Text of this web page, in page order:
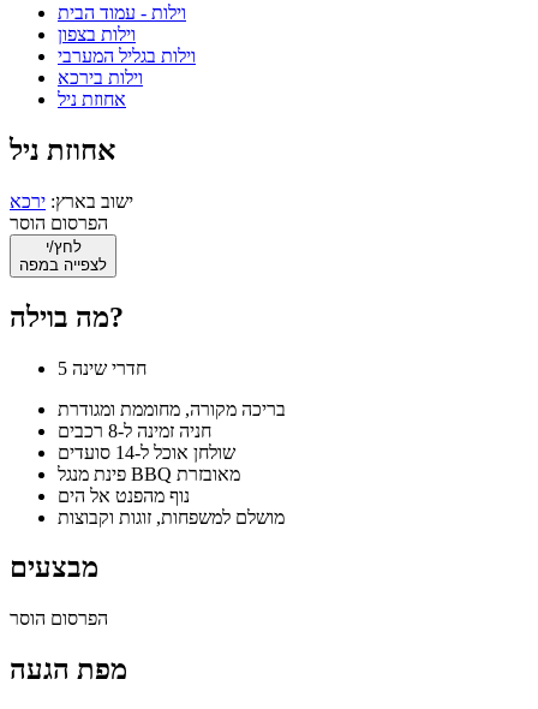
וילות - עמוד הבית
וילות בצפון
וילות בגליל המערבי
וילות בירכא
אחוזת ניל
אחוזת ניל
ישוב בארץ: ירכא
הפרסום הוסר
לחץ/י
לצפייה במפה
מה בוילה?
5 חדרי שינה
בריכה מקורה, מחוממת ומגודרת
חניה זמינה ל-8 רכבים
שולחן אוכל ל-14 סועדים
פינת מנגל BBQ מאובזרת
נוף מהפנט אל הים
מושלם למשפחות, זוגות וקבוצות
מבצעים
הפרסום הוסר
מפת הגעה